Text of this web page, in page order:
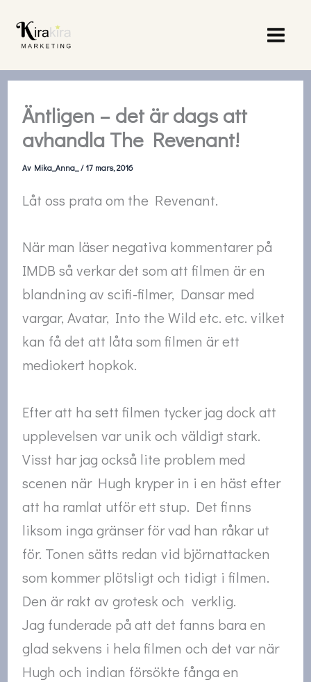
Äntligen – det är dags att
avhandla The Revenant!
Av Mika_Anna_/17 mars, 2016
Låt oss prata om the Revenant.
När man läser negativa kommentarer på
IMDB så verkar det som att filmen är en
blandning av scifi-filmer, Dansar med
vargar, Avatar, Into the Wild etc. etc. vilket
kan få det att låta som filmen är ett
mediokert hopkok.
Efter att ha sett filmen tycker jag dock att
upplevelsen var unik och väldigt stark.
Visst har jag också lite problem med
scenen när Hugh kryper in i en häst efter
att ha ramlat utför ett stup. Det finns
liksom inga gränser för vad han råkar ut
för. Tonen sätts redan vid björnattacken
som kommer plötsligt och tidigt i filmen.
Den är rakt av grotesk och verklig.
Jag funderade på att det fanns bara en
glad sekvens i hela filmen och det var när
Hugh och indian försökte fånga en